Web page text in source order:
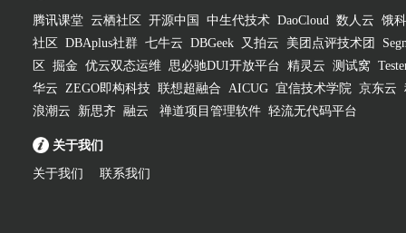
腾讯课堂 云栖社区 开源中国 中生代技术 DaoCloud 数人云 饿
社区
DBAplus社群 七牛云 DBGeek 又拍云 美团点评技术团
区
掘金 优云双态运维 思必驰DUI开放平台 精灵云 测试窝
华云 ZEGO即构科技 联想超融合 AICUG 宜信技术学院 京东云
浪潮云
新思齐 融云 禅道项目管理软件 轻流无代码平台
关于我们
关于我们 联系我们